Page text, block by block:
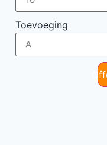
Toevoeging